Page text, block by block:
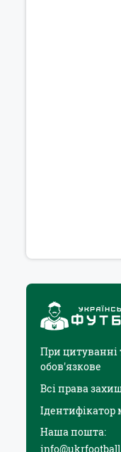
При цитуванні
обов'язкове
Всі права
Ідентифікатор
Наша пошта: